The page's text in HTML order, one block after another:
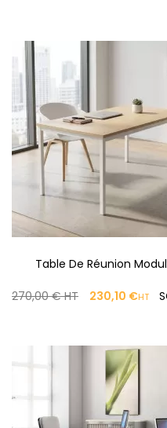
Table De Réunion
PRIX
270,00 €HT PRIX
230,10 €HT